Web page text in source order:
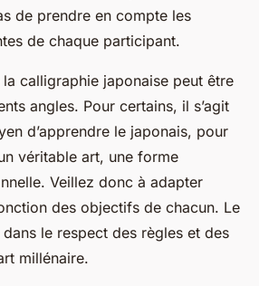
de prendre en compte les
de chaque participant.
la calligraphie japonaise peut être
angles. Pour certains, il s’agit
d’apprendre le japonais, pour
véritable art, une forme
Veillez donc à adapter
des objectifs de chacun. Le
le respect des règles et des
millénaire.